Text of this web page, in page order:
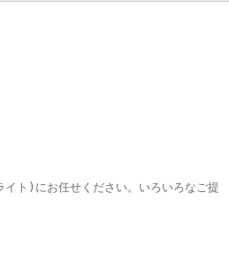
ト)にお任せください。いろいろなご提